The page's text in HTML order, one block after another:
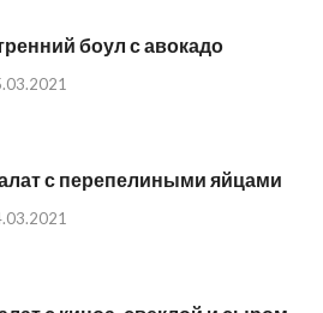
боул с авокадо
с перепелиными яйцами